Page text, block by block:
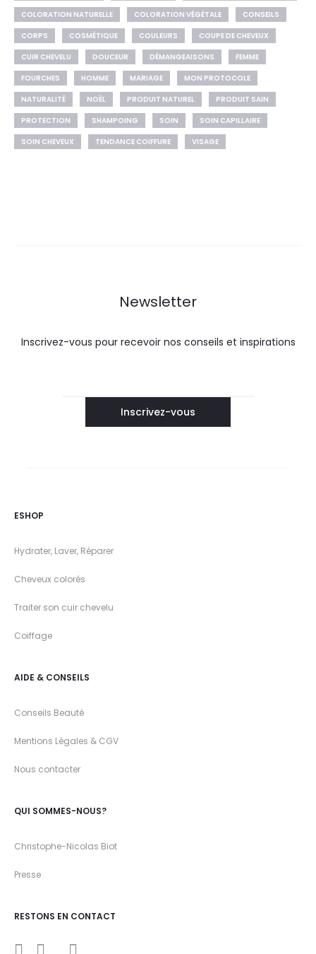
COLORATION NATURELLE
COLORATION VÉGÉTALE
CONSEILS
CORPS
COSMÉTIQUE COULEURS
COUPE DE CHEVEUX
CUIR CHEVELU
DOUCEUR DÉMANGEAISONS
FEMME
FOURCHES
HOMME MARIAGE
MON PROTOCOLE
NATURALITÉ
NOËL PRODUIT NATUREL
PRODUIT SAIN
PROTECTION
SHAMPOING SOIN
SOIN CAPILLAIRE
SOIN CHEVEUX
TENDANCE COIFFURE VISAGE
Newsletter
Inscrivez-vous pour recevoir nos conseils et inspirations
ESHOP
Hydrater, Laver, Réparer
Cheveux colorés
Traiter son cuir chevelu
Coiffage
AIDE & CONSEILS
Conseils Beauté
Mentions Légales & CGV
Nous contacter
QUI SOMMES-NOUS?
Christophe-Nicolas Biot
Presse
RESTONS EN CONTACT